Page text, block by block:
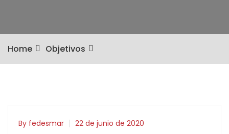
Home Objetivos
By fedesmar 22 de junio de 2020